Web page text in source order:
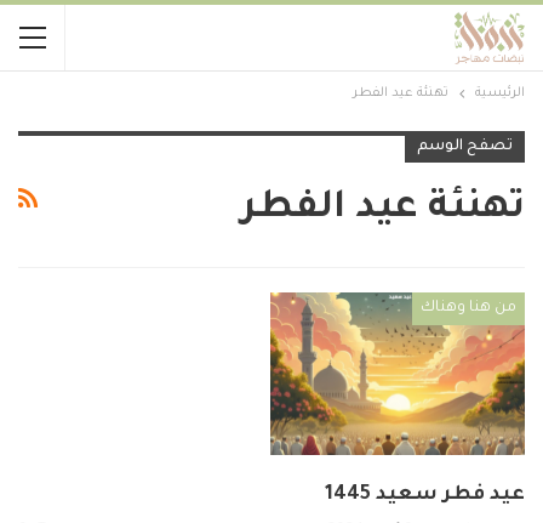
الرئيسية تهنئة عيد الفطر
تصفح الوسم
تهنئة عيد الفطر
من هنا وهناك
عيد فطر سعيد 1445